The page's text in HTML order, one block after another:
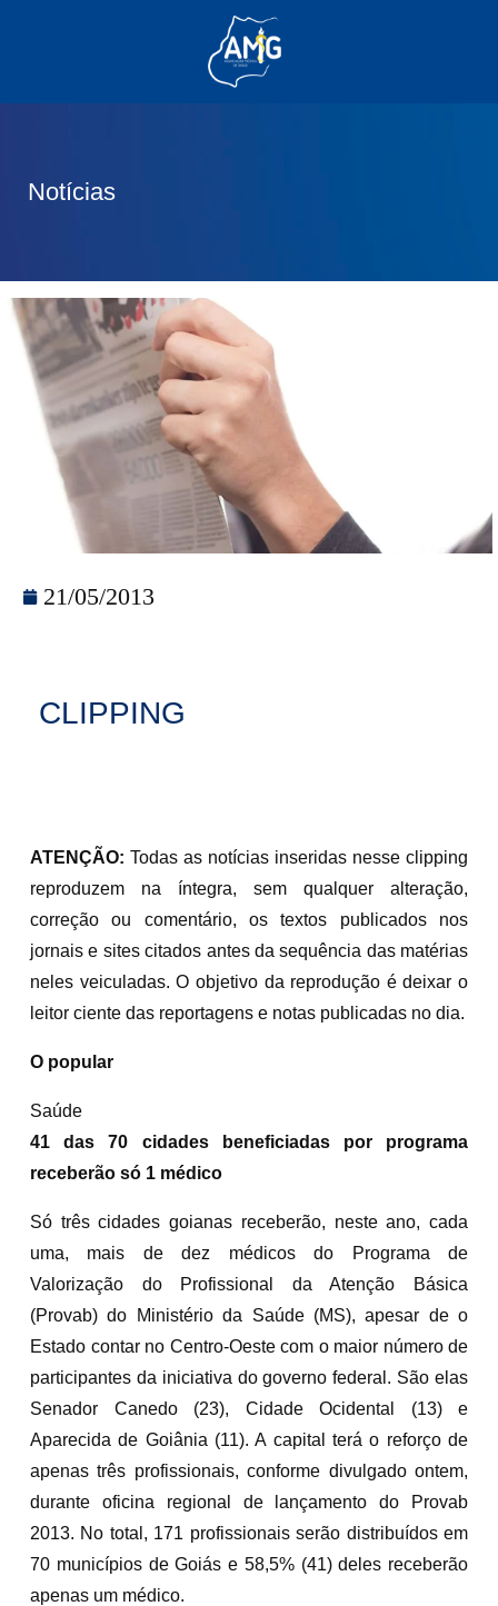
Notícias
21/05/2013
CLIPPING
ATENÇÃO: Todas as notícias inseridas nesse clipping
reproduzem na íntegra, sem qualquer alteração,
correção ou comentário, os textos publicados nos
jornais e sites citados antes da sequência das matérias
neles veiculadas. O objetivo da reprodução é deixar o
leitor ciente das reportagens e notas publicadas no dia.
O popular
Saúde
41 das 70 cidades beneficiadas por programa
receberão só 1 médico
Só três cidades goianas receberão, neste ano, cada
uma, mais de dez médicos do Programa de
Valorização do Profissional da Atenção Básica
(Provab) do Ministério da Saúde (MS), apesar de o
Estado contar no Centro-Oeste com o maior número de
participantes da iniciativa do governo federal. São elas
Senador Canedo (23), Cidade Ocidental (13) e
Aparecida de Goiânia (11). A capital terá o reforço de
apenas três profissionais, conforme divulgado ontem,
durante oficina regional de lançamento do Provab
2013. No total, 171 profissionais serão distribuídos em
70 municípios de Goiás e 58,5% (41) deles receberão
apenas um médico.